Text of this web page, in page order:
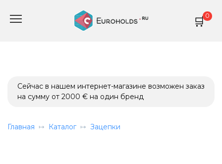
0
Сейчас в нашем интернет-магазине возможен заказ
на сумму от 2000 € на один бренд
Главная Каталог Зацепки